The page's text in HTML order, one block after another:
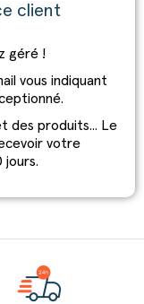
client
géré !
vous indiquant
des produits... Le
votre
jours.